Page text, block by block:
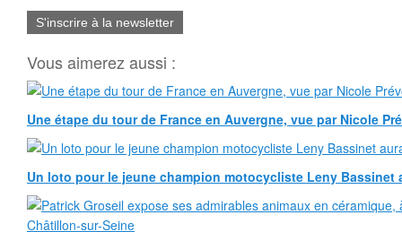
S'inscrire à la newsletter
Vous aimerez aussi :
Une étape du tour de France en Auvergne, vue par Nicole
Un loto pour le jeune champion motocycliste Leny Bassinet